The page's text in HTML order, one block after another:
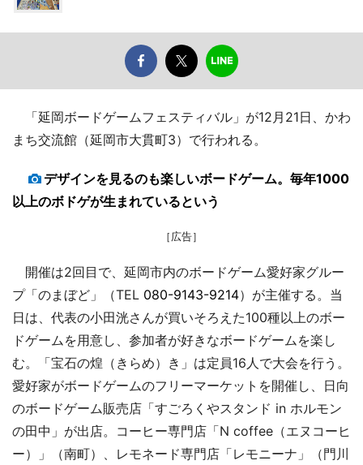
「延岡ボードゲームフェスティバル」が12月21日、かわ
まち交流館（延岡市大貫町3）で行われる。
デザインを見るのも楽しいボードゲーム。毎年1000
以上のボドゲが生まれているという
［広告］
開催は2回目で、延岡市内のボードゲーム愛好家グルー
プ「のまぼど」（TEL 080-9143-9214）が主催する。当
日は、代表の小田洸さんが買いそろえた100種以上のボー
ドゲームを用意し、参加者が好きなボードゲームを楽し
む。「宝石の煌（きらめ）き」は定員16人で大会を行う。
愛好家がボードゲームのフリーマーケットを開催し、日向
のボードゲーム販売店「すごろくやスタンド in ホルモン
の田中」が出店。コーヒー専門店「N coffee（エヌコーヒ
ー）」（南町）、レモネード専門店「レモニーナ」（門川